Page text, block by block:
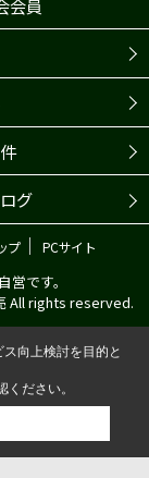
員
グ
プ｜ PCサイト
です。
All rights reserved.
向上検討を目的と
ください。